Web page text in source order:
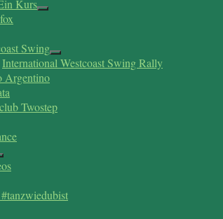
Kurs
Swing
International Westcoast Swing Rally
Argentino
Twostep